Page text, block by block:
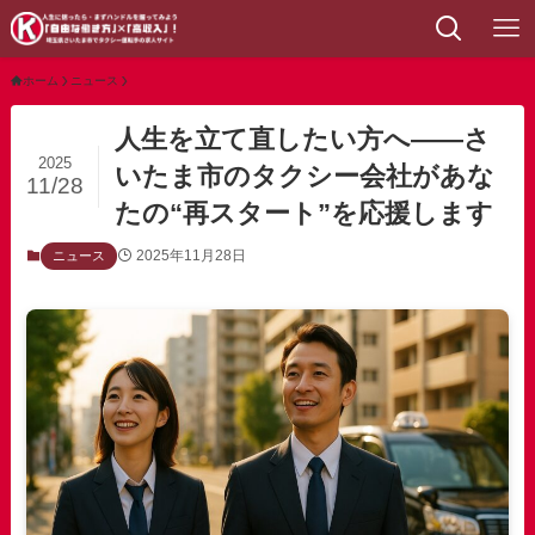
ホーム ニュース
人生を立て直したい方へ——さ
いたま市のタクシー会社があな
たの“再スタート”を応援します
2025
11/28
ニュース 2025年11月28日